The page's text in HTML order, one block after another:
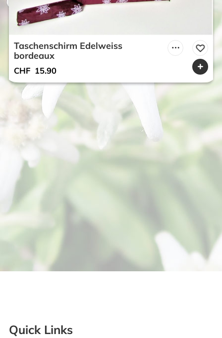
Taschenschirm Edelweiss
bordeaux
CHF 15.90
Quick Links